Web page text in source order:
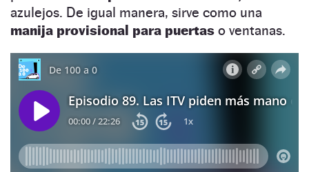
azulejos. De igual manera, sirve como una
manija provisional para puertas o ventanas.